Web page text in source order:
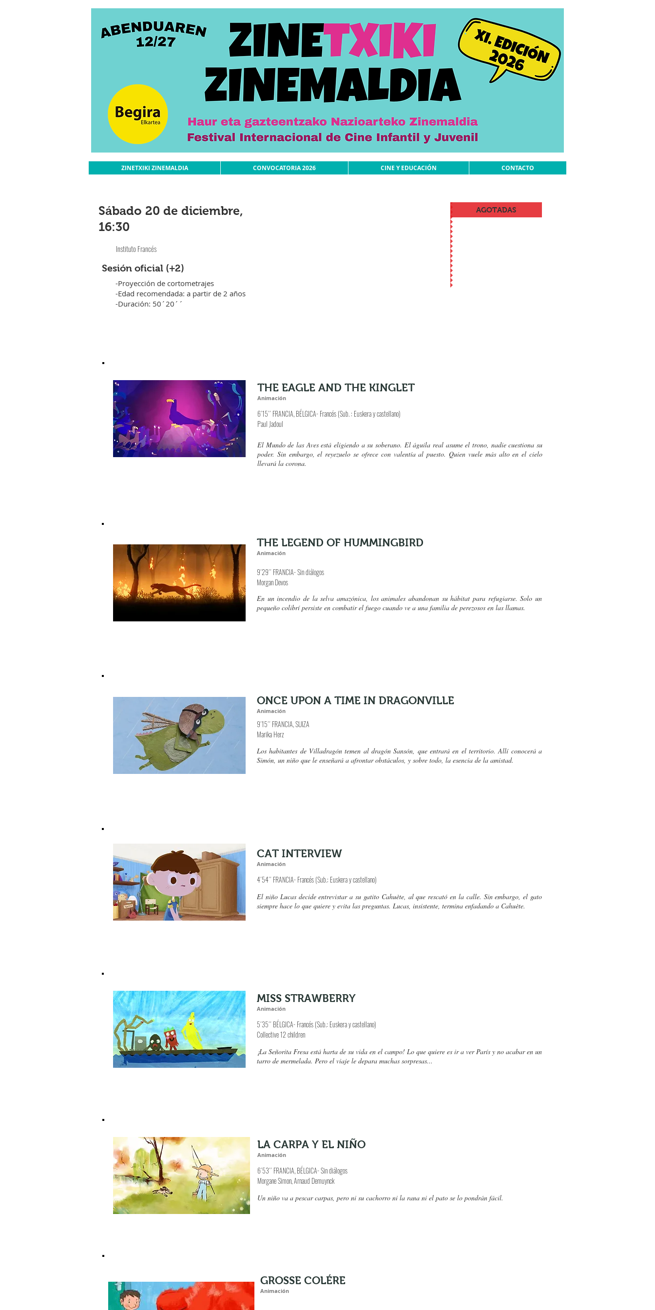
ZINETXIKI ZINEMALDIA CONVOCATORIA 2026 CINE Y EDUCACIÓN CONTACTO
Sábado 20 de diciembre,
16:30
Instituto Francés
AGOTADAS
Sesión oficial (+2)
-Proyección de cortometrajes
-Edad recomendada: a partir de 2 años
-Duración: 50´20´´
THE EAGLE AND THE KINGLET
Animación
6´15´´ FRANCIA, BÉLGICA- Francés (Sub. : Euskera y castellano)
Paul Jadoul
El Mundo de las Aves está eligiendo a su soberano. El águila real asume el trono, nadie cuestiona su
poder. Sin embargo, el reyezuelo se ofrece con valentía al puesto. Quien vuele más alto en el cielo
llevará la corona.
THE LEGEND OF HUMMINGBIRD
Animación
9´29´´ FRANCIA- Sin diálogos
Morgan Devos
En un incendio de la selva amazónica, los animales abandonan su hábitat para refugiarse. Solo un
pequeño colibrí persiste en combatir el fuego cuando ve a una familia de perezosos en las llamas.
ONCE UPON A TIME IN DRAGONVILLE
Animación
9´15´´ FRANCIA, SUIZA
Marika Herz
Los habitantes de Villadragón temen al dragón Sansón, que entrará en el territorio. Allí conocerá a
Simón, un niño que le enseñará a afrontar obstáculos, y sobre todo, la esencia de la amistad.
CAT INTERVIEW
Animación
4´54´´ FRANCIA- Francés (Sub.: Euskera y castellano)
El niño Lucas decide entrevistar a su gatito Cahuète, al que rescató en la calle. Sin embargo, el gato
siempre hace lo que quiere y evita las preguntas. Lucas, insistente, termina enfadando a Cahuète.
MISS STRAWBERRY
Animación
5´35´´ BÉLGICA- Francés (Sub.: Euskera y castellano)
Collective 12 children
¡La Señorita Fresa está harta de su vida en el campo! Lo que quiere es ir a ver París y no acabar en un
tarro de mermelada. Pero el viaje le depara muchas sorpresas...
LA CARPA Y EL NIÑO
Animación
6´53´´ FRANCIA, BÉLGICA- Sin diálogos
Morgane Simon, Arnaud Demuynck
Un niño va a pescar carpas, pero ni su cachorro ni la rana ni el pato se lo pondrán fácil.
GROSSE COLÉRE
Animación